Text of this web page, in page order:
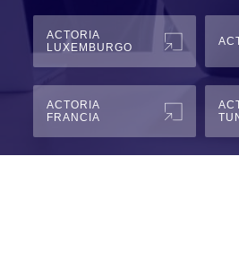
ACTORIA
LUXEMBURGO
ACTORIA
FRANCIA